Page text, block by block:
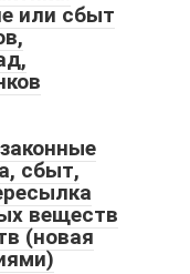
или сбыт
сбыт,
веществ
(новая